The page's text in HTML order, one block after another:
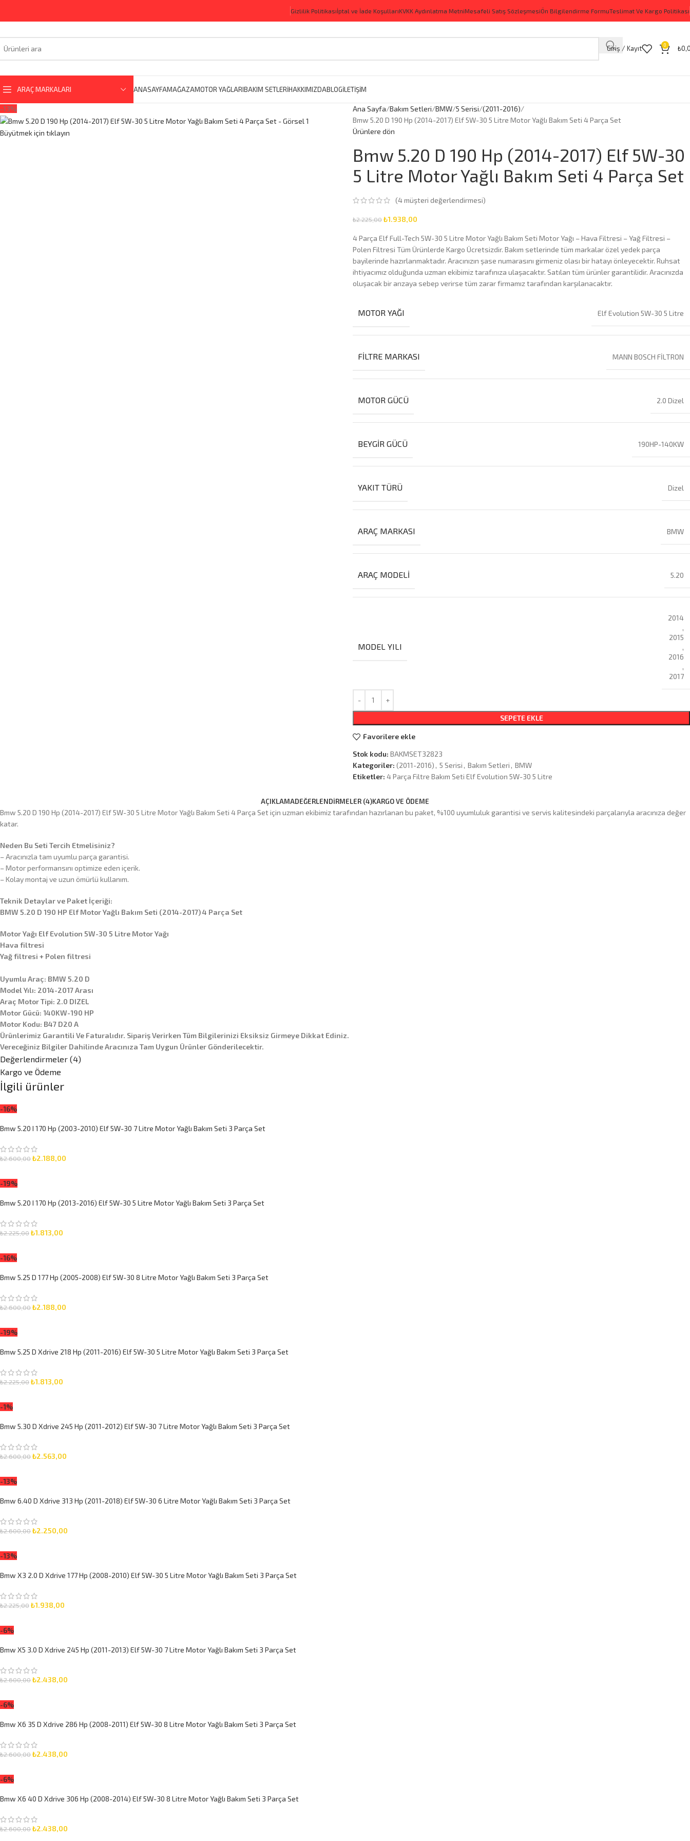
Gizlilik Politikasıİptal ve İade KoşullarıKVKK Aydınlatma MetniMesafeli Satış SözleşmesiÖn Bilgilendirme FormuTeslimat Ve Kargo Politikası
Giriş / Kayıt 0 ₺
ARAÇ MARKALARI ANASAYFAMAĞAZAMOTOR YAĞLARIBAKIM SETLERİHAKKIMIZDABLOGİLETİŞİM
-13%
Büyütmek için tıklayın
Ana Sayfa Bakım Setleri BMW 5 Serisi (2011-2016)
Bmw 5.20 D 190 Hp (2014-2017) Elf 5W-30 5 Litre Motor Yağlı Bakım Seti 4 Parça Set
Ürünlere dön
Bmw 5.20 D 190 Hp (2014-2017) Elf 5W-30
5 Litre Motor Yağlı Bakım Seti 4 Parça Set
(4müşteri değerlendirmesi)
₺2.225,00₺1.938,00
4 Parça Elf Full-Tech 5W-30 5 Litre Motor Yağlı Bakım Seti Motor Yağı – Hava Filtresi – Yağ Filtresi –
Polen Filtresi Tüm Ürünlerde Kargo Ücretsizdir. Bakım setlerinde tüm markalar özel yedek parça
bayilerinde hazırlanmaktadır. Aracınızın şase numarasını girmeniz olası bir hatayı önleyecektir. Ruhsat
ihtiyacımız olduğunda uzman ekibimiz tarafınıza ulaşacaktır. Satılan tüm ürünler garantilidir. Aracınızda
oluşacak bir arızaya sebep verirse tüm zarar firmamız tarafından karşılanacaktır.
MOTOR YAĞI Elf Evolution 5W-30 5 Litre
FILTRE MARKASI MANN BOSCH FİLTRON
MOTOR GÜCÜ 2.0 Dizel
BEYGIR GÜCÜ 190HP-140KW
YAKIT TÜRÜ Dizel
ARAÇ MARKASI BMW
ARAÇ MODELI 5.20
MODEL YILI
2014
,
2015
,
2016
,
2017
SEPETE EKLE
Favorilere ekle
Stok kodu: BAKMSET32823
Kategoriler: (2011-2016) , 5 Serisi , Bakım Setleri , BMW
Etiketler: 4 Parça Filtre Bakım Seti Elf Evolution 5W-30 5 Litre
AÇIKLAMADEĞERLENDIRMELER (4)KARGO VE ÖDEME
Bmw 5.20 D 190 Hp (2014-2017) Elf 5W-30 5 Litre Motor Yağlı Bakım Seti 4 Parça Set için uzman ekibimiz tarafından hazırlanan bu paket, %100 uyumluluk garantisi ve servis kalitesindeki parçalarıyla aracınıza değer
katar.
Neden Bu Seti Tercih Etmelisiniz?
– Aracınızla tam uyumlu parça garantisi.
– Motor performansını optimize eden içerik.
– Kolay montaj ve uzun ömürlü kullanım.
Teknik Detaylar ve Paket İçeriği:
BMW 5.20 D 190 HP Elf Motor Yağlı Bakım Seti (2014-2017) 4 Parça Set
Motor Yağı Elf Evolution 5W-30 5 Litre Motor Yağı
Hava filtresi
Yağ filtresi + Polen filtresi
Uyumlu Araç: BMW 5.20 D
Model Yılı: 2014-2017 Arası
Araç Motor Tipi: 2.0 DIZEL
Motor Gücü: 140KW-190 HP
Motor Kodu: B47 D20 A
Ürünlerimiz Garantili Ve Faturalıdır. Sipariş Verirken Tüm Bilgilerinizi Eksiksiz Girmeye Dikkat Ediniz.
Vereceğiniz Bilgiler Dahilinde Aracınıza Tam Uygun Ürünler Gönderilecektir.
Değerlendirmeler (4)
Kargo ve Ödeme
İlgili ürünler
-16%
Bmw 5.20 I 170 Hp (2003-2010) Elf 5W-30 7 Litre Motor Yağlı Bakım Seti 3 Parça Set
₺2.600,00₺2.188,00
-19%
Bmw 5.20 I 170 Hp (2013-2016) Elf 5W-30 5 Litre Motor Yağlı Bakım Seti 3 Parça Set
₺2.225,00₺1.813,00
-16%
Bmw 5.25 D 177 Hp (2005-2008) Elf 5W-30 8 Litre Motor Yağlı Bakım Seti 3 Parça Set
₺2.600,00₺2.188,00
-19%
Bmw 5.25 D Xdrive 218 Hp (2011-2016) Elf 5W-30 5 Litre Motor Yağlı Bakım Seti 3 Parça Set
₺2.225,00₺1.813,00
-1%
Bmw 5.30 D Xdrive 245 Hp (2011-2012) Elf 5W-30 7 Litre Motor Yağlı Bakım Seti 3 Parça Set
₺2.600,00₺2.563,00
-13%
Bmw 6.40 D Xdrive 313 Hp (2011-2018) Elf 5W-30 6 Litre Motor Yağlı Bakım Seti 3 Parça Set
₺2.600,00₺2.250,00
-13%
Bmw X3 2.0 D Xdrive 177 Hp (2008-2010) Elf 5W-30 5 Litre Motor Yağlı Bakım Seti 3 Parça Set
₺2.225,00₺1.938,00
-6%
Bmw X5 3.0 D Xdrive 245 Hp (2011-2013) Elf 5W-30 7 Litre Motor Yağlı Bakım Seti 3 Parça Set
₺2.600,00₺2.438,00
-6%
Bmw X6 35 D Xdrive 286 Hp (2008-2011) Elf 5W-30 8 Litre Motor Yağlı Bakım Seti 3 Parça Set
₺2.600,00₺2.438,00
-6%
Bmw X6 40 D Xdrive 306 Hp (2008-2014) Elf 5W-30 8 Litre Motor Yağlı Bakım Seti 3 Parça Set
₺2.600,00₺2.438,00